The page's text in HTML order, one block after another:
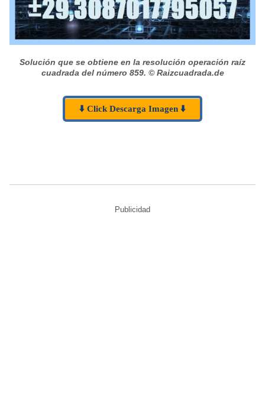
Solución que se obtiene en la resolución operación raíz
cuadrada del número 859. © Raizcuadrada.de
⬇️ Click Descarga Imagen ⬇️
Publicidad